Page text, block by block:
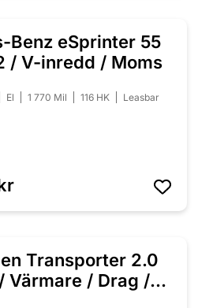
Benz eSprinter 55
/ V-inredd / Moms
El 1 770 Mil 116 HK Leasbar
Transporter 2.0
Värmare / Drag /3-